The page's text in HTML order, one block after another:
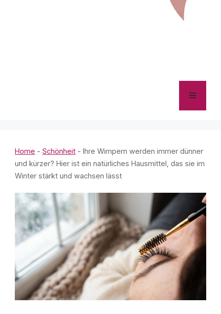
Menü
Home - Schönheit - Ihre Wimpern werden immer dünner
und kürzer? Hier ist ein natürliches Hausmittel, das sie im
Winter stärkt und wachsen lässt